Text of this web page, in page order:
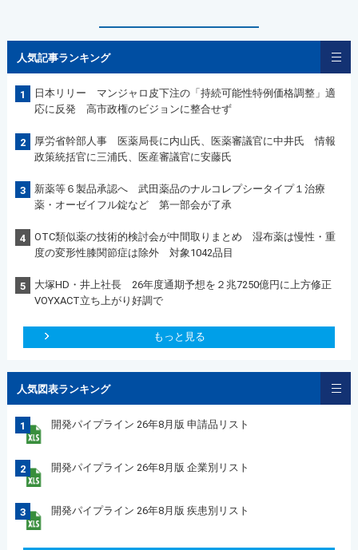
人気記事ランキング
1
日本リリー マンジャロ皮下注の「持続可能性特例価格調整」適
応に反発 高市政権のビジョンに整合せず
2
厚労省幹部人事 医薬局長に内山氏、医薬審議官に中井氏 情報
政策統括官に三浦氏、医産審議官に安藤氏
3
新薬等６製品承認へ 武田薬品のナルコレプシータイプ１治療
薬・オーゼイフル錠など 第一部会が了承
4
OTC類似薬の技術的検討会が中間取りまとめ 湿布薬は慢性・重
度の変形性膝関節症は除外 対象1042品目
5
大塚HD・井上社長 26年度通期予想を２兆7250億円に上方修正
VOYXACT立ち上がり好調で
もっと見る
人気図表ランキング
1 開発パイプライン 26年8月版 申請品リスト
2 開発パイプライン 26年8月版 企業別リスト
3 開発パイプライン 26年8月版 疾患別リスト